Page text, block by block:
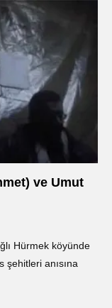
ve Umut
Hürmek köyünde
şehitleri anısına